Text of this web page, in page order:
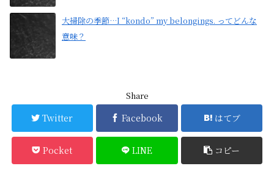
大掃除の季節…I “kondo” my belongings. ってどんな
意味？
Share
Twitter Facebook はてブ
Pocket LINE コピー